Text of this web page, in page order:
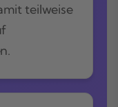
teilweise